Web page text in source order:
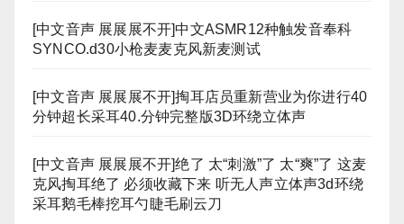
[中文音声 展展展不开]中文ASMR12种触发音奉科
SYNCO.d30小枪麦麦克风新麦测试
[中文音声 展展展不开]掏耳店员重新营业为你进行40
分钟超长采耳40.分钟完整版3D环绕立体声
[中文音声 展展展不开]绝了 太“刺激”了 太“爽”了 这麦
克风掏耳绝了 必须收藏下来 听无人声立体声3d环绕
采耳鹅毛棒挖耳勺睫毛刷云刀